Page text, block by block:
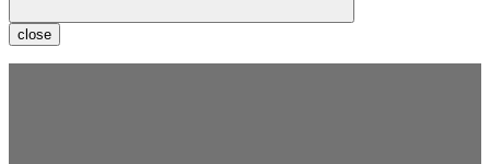
close